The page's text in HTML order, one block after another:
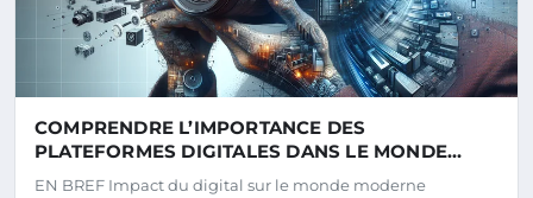
COMPRENDRE L’IMPORTANCE DES
PLATEFORMES DIGITALES DANS LE MONDE
MODERNE
EN BREF Impact du digital sur le monde moderne